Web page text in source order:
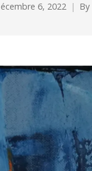
6, 2022 By